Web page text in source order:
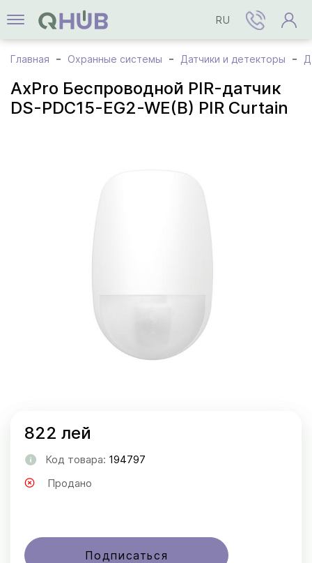
RU
Главная Охранные системы Датчики и детекторы
AxPro Бecпpoвoднoй PIR-дaтчик
DS-PDC15-EG2-WE(B) PIR Curtain
822 лей
Код товара: 194797
Продано
Подписаться